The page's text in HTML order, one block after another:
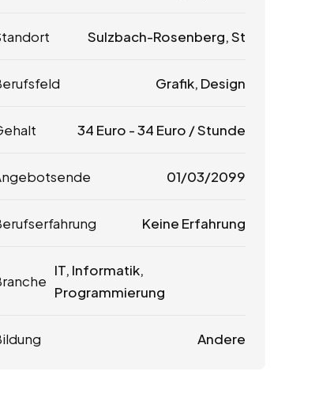
Sulzbach-Rosenberg, St
Grafik, Design
34 Euro -34 Euro / Stunde
01/03/2099
Keine Erfahrung
IT, Informatik,
Programmierung
Andere